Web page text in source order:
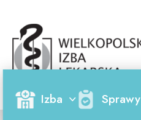
content
Izba Sprawy